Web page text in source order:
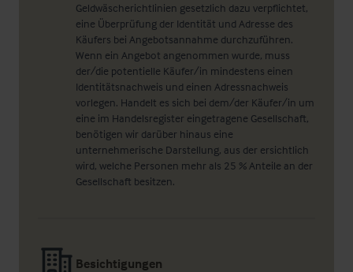
Geldwäscherichtlinien gesetzlich dazu verpflichtet,
eine Überprüfung der Identität und Adresse des
Käufers bei Angebotsannahme durchzuführen.
Wenn ein Angebot angenommen wurde, muss
der/die potentielle Käufer/in mindestens einen
Identitätsnachweis und einen Adressnachweis
vorlegen. Handelt es sich bei dem/der Käufer/in um
eine im Handelsregister eingetragene Gesellschaft,
benötigen wir darüber hinaus eine
unternehmerische Darstellung, aus der ersichtlich
wird, welche Personen mehr als 25 % Anteile an der
Gesellschaft besitzen.
Besichtigungen